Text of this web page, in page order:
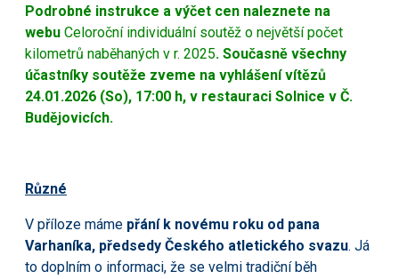
Podrobné instrukce a výčet cen naleznete na
webu Celoroční individuální soutěž o největší počet
kilometrů naběhaných v r. 2025. Současně všechny
účastníky soutěže zveme na vyhlášení vítězů
24.01.2026 (So), 17:00 h, v restauraci Solnice v Č.
Budějovicích.
Různé
V příloze máme přání k novému roku od pana
Varhaníka, předsedy Českého atletického svazu. Já
to doplním o informaci, že se velmi tradiční běh